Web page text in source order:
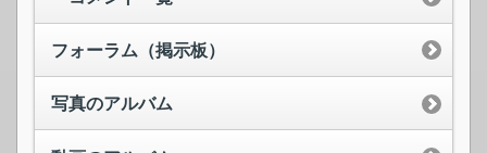
フォーラム（掲示板）
写真のアルバム